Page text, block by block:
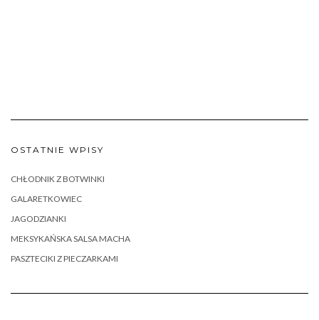
OSTATNIE WPISY
CHŁODNIK Z BOTWINKI
GALARETKOWIEC
JAGODZIANKI
MEKSYKAŃSKA SALSA MACHA
PASZTECIKI Z PIECZARKAMI